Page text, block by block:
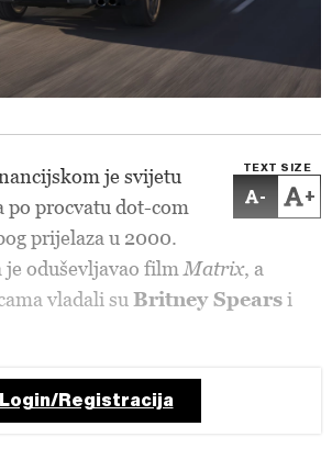
TEXT SIZE
- +
je svijetu
po procvatu dot-com
prijelaza u 2000.
oduševljavao film Matrix, a
vladali su Britney Spearsi
Login/Registracija